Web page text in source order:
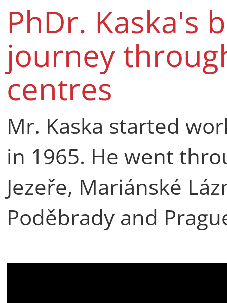
PhDr. Kaska's
journey
centres
Mr. Kaska started
in 1965. He went
Jezeře, Mariánské
Poděbrady and